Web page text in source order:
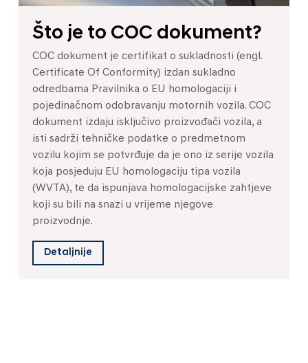
Što je to COC dokument?
COC dokument je certifikat o sukladnosti (engl.
Certificate Of Conformity) izdan sukladno
odredbama Pravilnika o EU homologaciji i
pojedinačnom odobravanju motornih vozila. COC
dokument izdaju isključivo proizvođači vozila, a
isti sadrži tehničke podatke o predmetnom
vozilu kojim se potvrđuje da je ono iz serije vozila
koja posjeduju EU homologaciju tipa vozila
(WVTA), te da ispunjava homologacijske zahtjeve
koji su bili na snazi u vrijeme njegove
proizvodnje.
Detaljnije